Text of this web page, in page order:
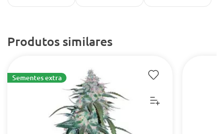
Produtos similares
Sementes extra